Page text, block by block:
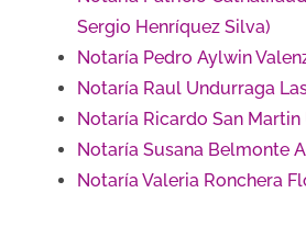
Sergio Henríquez Silva)
Notaría Pedro Aylwin
Notaría Raul Undurraga
Notaría Ricardo San
Notaría Susana Belmonte
Notaría Valeria Ronchera